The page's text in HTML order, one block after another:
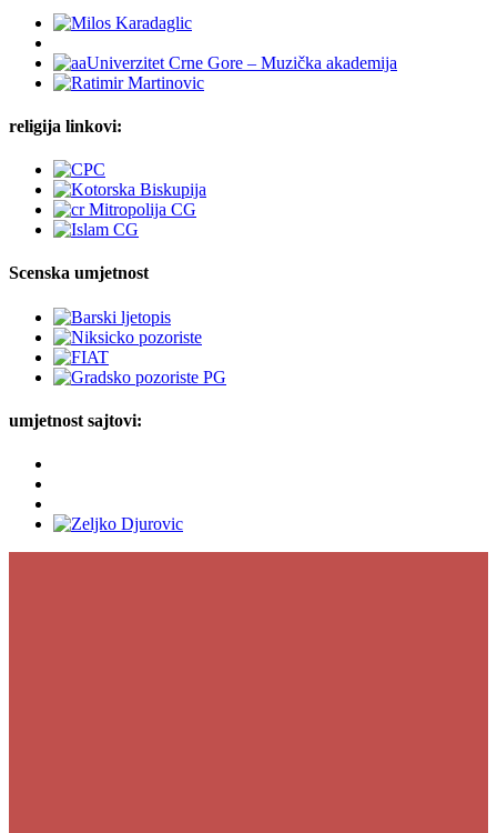
religija linkovi:
Scenska umjetnost
umjetnost sajtovi: